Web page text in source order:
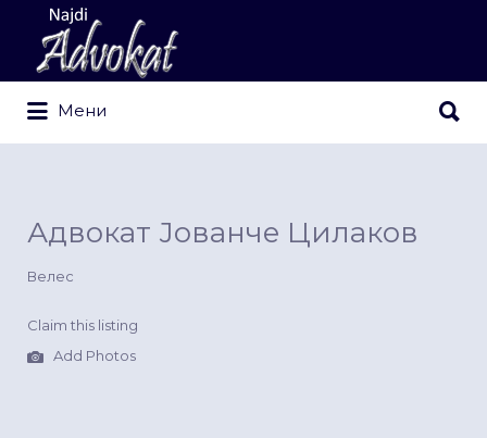
Search
for:
Мени
for:
Адвокат Јованче Цилаков
Велес
Claim this listing
Add Photos